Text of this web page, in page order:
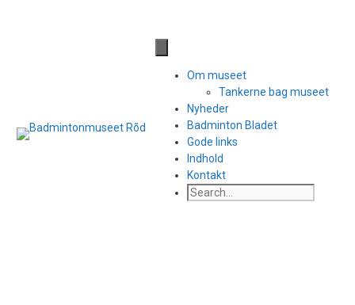
Til side med facebook links
Om museet
Tankerne bag museet
Nyheder
Badminton Bladet
Gode links
Indhold
Kontakt